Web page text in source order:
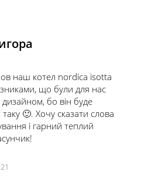
наш котел nordica isotta
що були для нас
бо він буде
🙂. Хочу сказати слова
і гарний теплий